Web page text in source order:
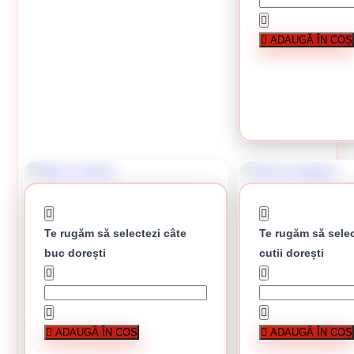
În stoc
Electrozi sudura INOX 2 x
143.00 Lei / kg
ADAUGĂ ÎN COȘ
Masca sudura
23.45 lei / buc
Te rugăm să selectezi câte
buc dorești
ADAUGĂ ÎN COȘ
Sarma autogen
24.00 Lei / Kg
Te rugăm să
cutii dorești
ADAUGĂ ÎN COȘ